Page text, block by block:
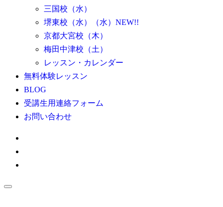
三国校（水）
堺東校（水）（水）NEW!!
京都大宮校（木）
梅田中津校（土）
レッスン・カレンダー
無料体験レッスン
BLOG
受講生用連絡フォーム
お問い合わせ